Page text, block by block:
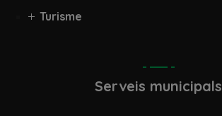
Turisme
Serveis municipals